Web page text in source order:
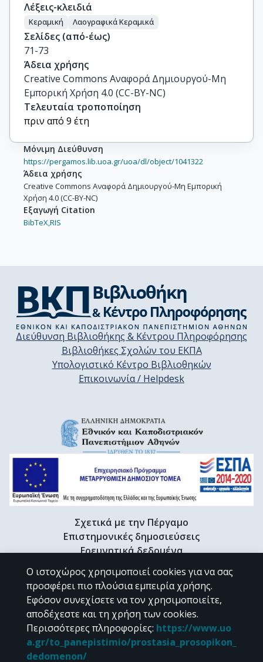
Λέξεις-κλειδιά
Κεραμική Λαογραφικά Κεραμικά
Σελίδες (από-έως)
71-73
Άδεια χρήσης
Creative Commons Αναφορά Δημιουργού-Μη
Εμπορική Χρήση 4.0 (CC-BY-NC)
Τελευταία τροποποίηση
πριν από 9 έτη
Μόνιμη Διεύθυνση
https://pergamos.lib.uoa.gr/uoa/dl/object/1041322
Άδεια χρήσης
Creative Commons Αναφορά Δημιουργού-Μη Εμπορική
Χρήση 4.0 (CC-BY-NC)
Εξαγωγή Citation
BibTeX,RIS
Διεύθυνση Βιβλιοθήκης & Κέντρου Πληροφόρησης
Βιβλιοθήκες Σχολών του ΕΚΠΑ
Υπολογιστικό Κέντρο Βιβλιοθηκών
Επικοινωνία / Helpdesk
Σχετικά με την Πέργαμο
Επιστημονικές δημοσιεύσεις
Ερευνητικά δεδομένα
Διδακτορικές διατριβές & Γκρίζα βιβλιογραφία
Προφίλ Ερευνητή
CC BY-NC 4.0
Εκτός αν αναφέρεται διαφορετικά, το υλικό της "Περγάμου" διατίθεται
Ο ιστοχώρος χρησιμοποιεί cookies για να σας
προσφέρει πιο πλούσια εμπειρία χρήσης.
Εφόσον συνεχίσετε να τον χρησιμοποιείτε,
αποδέχεστε και τη χρήση των cookies.
Περισσότερες πληροφορίες: https://www.uo
a.gr/to_panepistimio/prostasia_prosopikon_
dedomenon/